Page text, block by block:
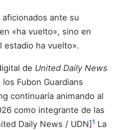
ante su
«ha vuelto», sino en
estadio ha vuelto».
de United Daily News
Fubon Guardians
continuaría animando al
como integrante de las
Daily News / UDN] 1 La